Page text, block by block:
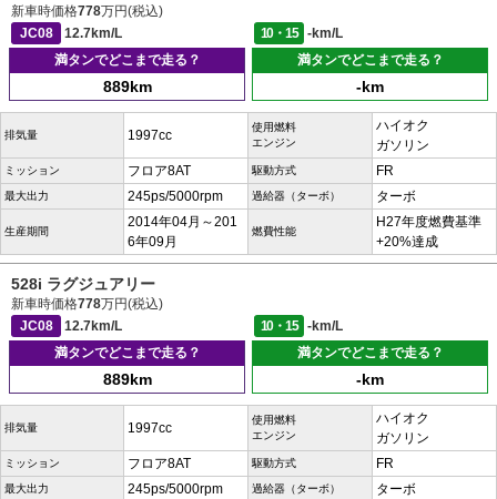
新車時価格778万円(税込)
JC08
12.7km/L 10・15
-km/L
満タンでどこまで走る？
889km
満タンでどこまで走る？
-km
排気量 1997cc
使用燃料
エンジン
ハイオク
ガソリン
ミッション フロア8AT 駆動方式 FR
最大出力 245ps/5000rpm 過給器（ターボ） ターボ
生産期間
2014年04月～201
6年09月
燃費性能
H27年度燃費基準
+20%達成
528i ラグジュアリー
新車時価格778万円(税込)
JC08
12.7km/L 10・15
-km/L
満タンでどこまで走る？
889km
満タンでどこまで走る？
-km
排気量 1997cc
使用燃料
エンジン
ハイオク
ガソリン
ミッション フロア8AT 駆動方式 FR
最大出力 245ps/5000rpm 過給器（ターボ） ターボ